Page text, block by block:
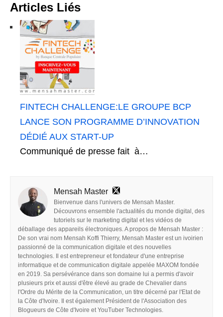
Articles Liés
FINTECH CHALLENGE:LE GROUPE BCP
LANCE SON PROGRAMME D’INNOVATION
DÉDIÉ AUX START-UP
Communiqué de presse fait à…
Mensah Master
Bienvenue dans l'univers de Mensah Master.
Découvrons ensemble l'actualités du monde digital, des
tutoriels sur le marketing digital et les vidéos de
déballage des appareils électroniques. A propos de Mensah Master :
De son vrai nom Mensah Koffi Thierry, Mensah Master est un ivoirien
passionné de la communication digitale et des nouvelles
technologies. Il est entrepreneur et fondateur d'une entreprise
informatique et de communication digitale appelée MAXOM fondée
en 2019. Sa persévérance dans son domaine lui a permis d'avoir
plusieurs prix et aussi d'être élevé au grade de Chevalier dans
l'Ordre du Mérite de la Communication, un titre décerné par l'Etat de
la Côte d'Ivoire. Il est également Président de l'Association des
Blogueurs de Côte d'Ivoire et YouTuber Technologies.